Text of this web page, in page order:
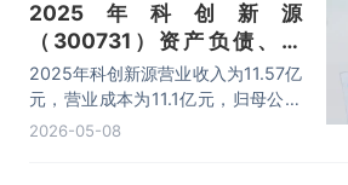
2025年科创新源
（300731）资产负债、营
收、成本利润及主营产品（散
热金属结构件、汽车密封条、
绝缘防火材料）数据统计
2025年科创新源营业收入为11.57亿
元，营业成本为11.1亿元，归母公司
净利润为3560.96万元，总资产为
2026-05-08